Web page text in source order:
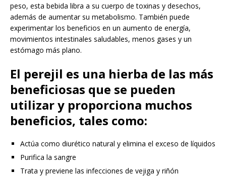
peso, esta bebida libra a su cuerpo de toxinas y desechos,
además de aumentar su metabolismo. También puede
experimentar los beneficios en un aumento de energía,
movimientos intestinales saludables, menos gases y un
estómago más plano.
El perejil es una hierba de las más
beneficiosas que se pueden
utilizar y proporciona muchos
beneficios, tales como:
Actúa como diurético natural y elimina el exceso de líquidos
Purifica la sangre
Trata y previene las infecciones de vejiga y riñón